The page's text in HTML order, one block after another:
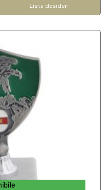
Lista desideri